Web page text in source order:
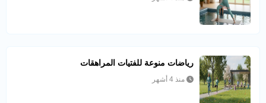
رياضات منوعة للفتيات المراهقات
منذ 4 أشهر